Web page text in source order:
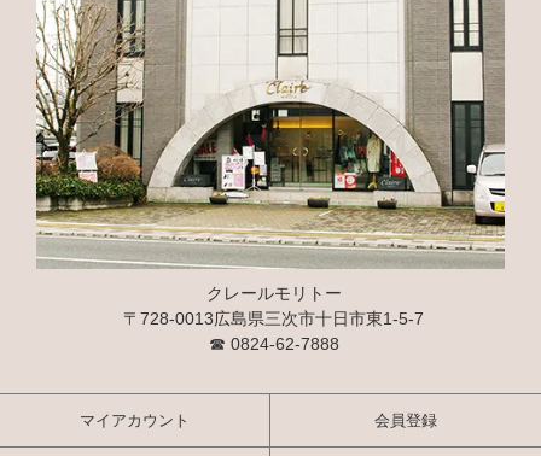
クレールモリトー
〒728-0013広島県三次市十日市東1-5-7
☎ 0824-62-7888
マイアカウント 会員登録